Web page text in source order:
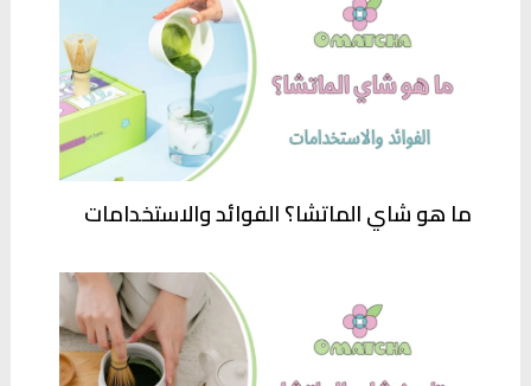
ما هو شاي الماتشا؟ الفوائد والاستخدامات